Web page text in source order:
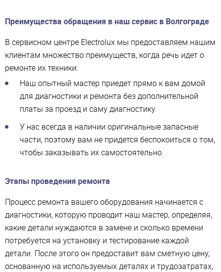
Преимущества обращения в наш сервис в Волгограде
В сервисном центре Electrolux мы предоставляем нашим
клиентам множество преимуществ, когда речь идет о
ремонте их техники:
Наш опытный мастер приедет прямо к вам домой
для диагностики и ремонта без дополнительной
платы за проезд и саму диагностику.
У нас всегда в наличии оригинальные запасные
части, поэтому вам не придется беспокоиться о том,
чтобы заказывать их самостоятельно.
Этапы проведения ремонта
Процесс ремонта вашего оборудования начинается с
диагностики, которую проводит наш мастер, определяя,
какие детали нуждаются в замене и сколько времени
потребуется на установку и тестирование каждой
детали. После этого он предоставит вам сметную цену,
основанную на используемых деталях и трудозатратах,